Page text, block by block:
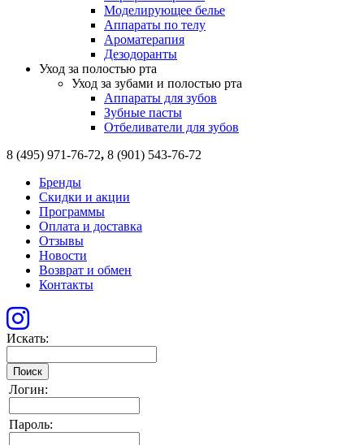
Моделирующее белье
Аппараты по телу
Ароматерапия
Дезодоранты
Уход за полостью рта
Уход за зубами и полостью рта
Аппараты для зубов
Зубные пасты
Отбеливатели для зубов
8 (495) 971-76-72, 8 (901) 543-76-72
Бренды
Скидки и акции
Программы
Оплата и доставка
Отзывы
Новости
Возврат и обмен
Контакты
Искать:
Поиск
Логин:
Пароль: